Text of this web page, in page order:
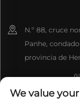
N.º 88, cruce
Panhe,
provincia de
We value